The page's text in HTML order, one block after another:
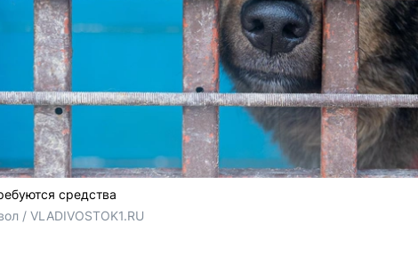
средства
/ VLADIVOSTOK1.RU